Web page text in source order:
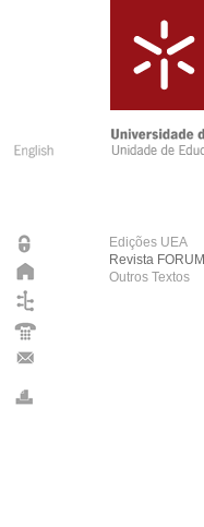
Edições UEA
Revista FORUM
Outros Textos